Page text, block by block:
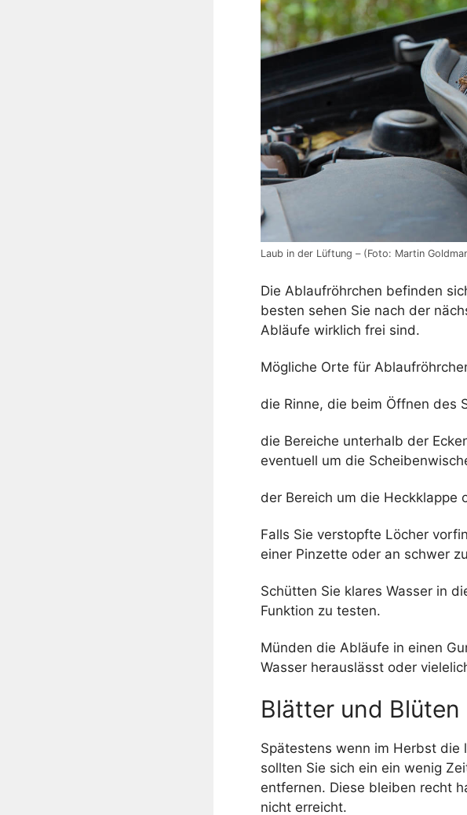
Laub in der Lüftung – (Foto: Martin
Die Ablaufröhrchen befinden
besten sehen Sie nach der
Abläufe wirklich frei sind.
Mögliche Orte für
die Rinne, die beim Öffnen des
die Bereiche unterhalb der
eventuell um die
der Bereich um die Heckklappe
Falls Sie verstopfte Löcher
einer Pinzette oder an schwer
Schütten Sie klares Wasser in
Funktion zu testen.
Münden die Abläufe in einen
Wasser herauslässt oder
Blätter und
Spätestens wenn im Herbst die
sollten Sie sich ein ein wenig
entfernen. Diese bleiben recht
nicht erreicht.